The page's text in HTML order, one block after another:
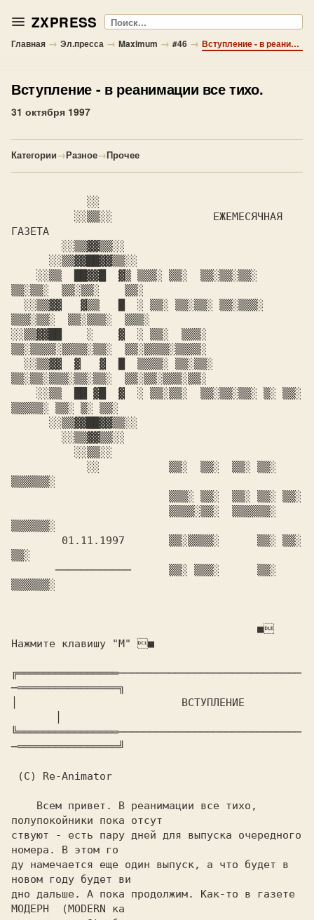
ZXPRESS Поиск
Главная → Эл.пресса → Maximum → #46 → Вступление - в реанимации все тихо.
Вступление- в реанимации все тихо.
31 октября 1997
Категории→Разное→Прочее
ГАЗЕТА
▒▒░▒▒░  ▒▒░▒▒░    ▒▒░
▒▒▒░▒▒░  ▒▒░▒▒▒░  ▒▒▒░
░░▒▒▓▓██    ░    ▓  ░ ▒▒░  ▒▒▒░
▒▒░▒▒▒▒░▒▒▒▒░▒▒░  ▒▒░▒▒▒▒░▒▒▒▒░
▒▒░▒▒░▒▒▒░▒▒░▒▒░  ▒▒░▒▒░▒▒▒░▒▒░
▒▒▒▒▒░ ▒▒░ ▒░ ▒▒░
▒▒▒▒▒▒░
▒▒▒▒▒▒░
▒▒░
▒▒▒▒▒▒░
Нажмите клавишу "M" ■
╔════════════════─────────────────────────────
─════════════════╗
╚════════════════─────────────────────────────
─════════════════╝
полупокойники пока отсут
ствуют - есть пару дней для выпуска очередного
номера. В этом го
ду намечается еще один выпуск, а что будет в
новом году будет ви
дно дальше. А пока продолжим. Как-то в газете
MOДЕРН  (MODERN ка